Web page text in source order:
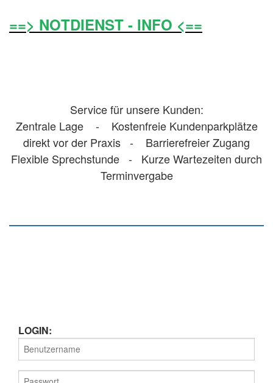
==> NOTDIENST - INFO <==
Service für unsere Kunden:
Zentrale Lage - Kostenfreie Kundenparkplätze
direkt vor der Praxis - Barrierefreier Zugang
Flexible Sprechstunde - Kurze Wartezeiten durch
Terminvergabe
LOGIN: